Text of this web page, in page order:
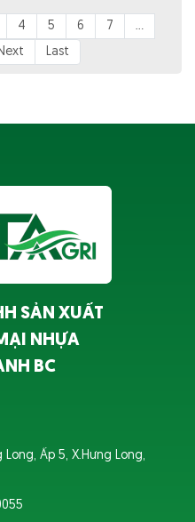
4 5 6 7
...
Last
SẢN XUẤT
NHỰA
BC
Ấp 5, X.Hưng Long,